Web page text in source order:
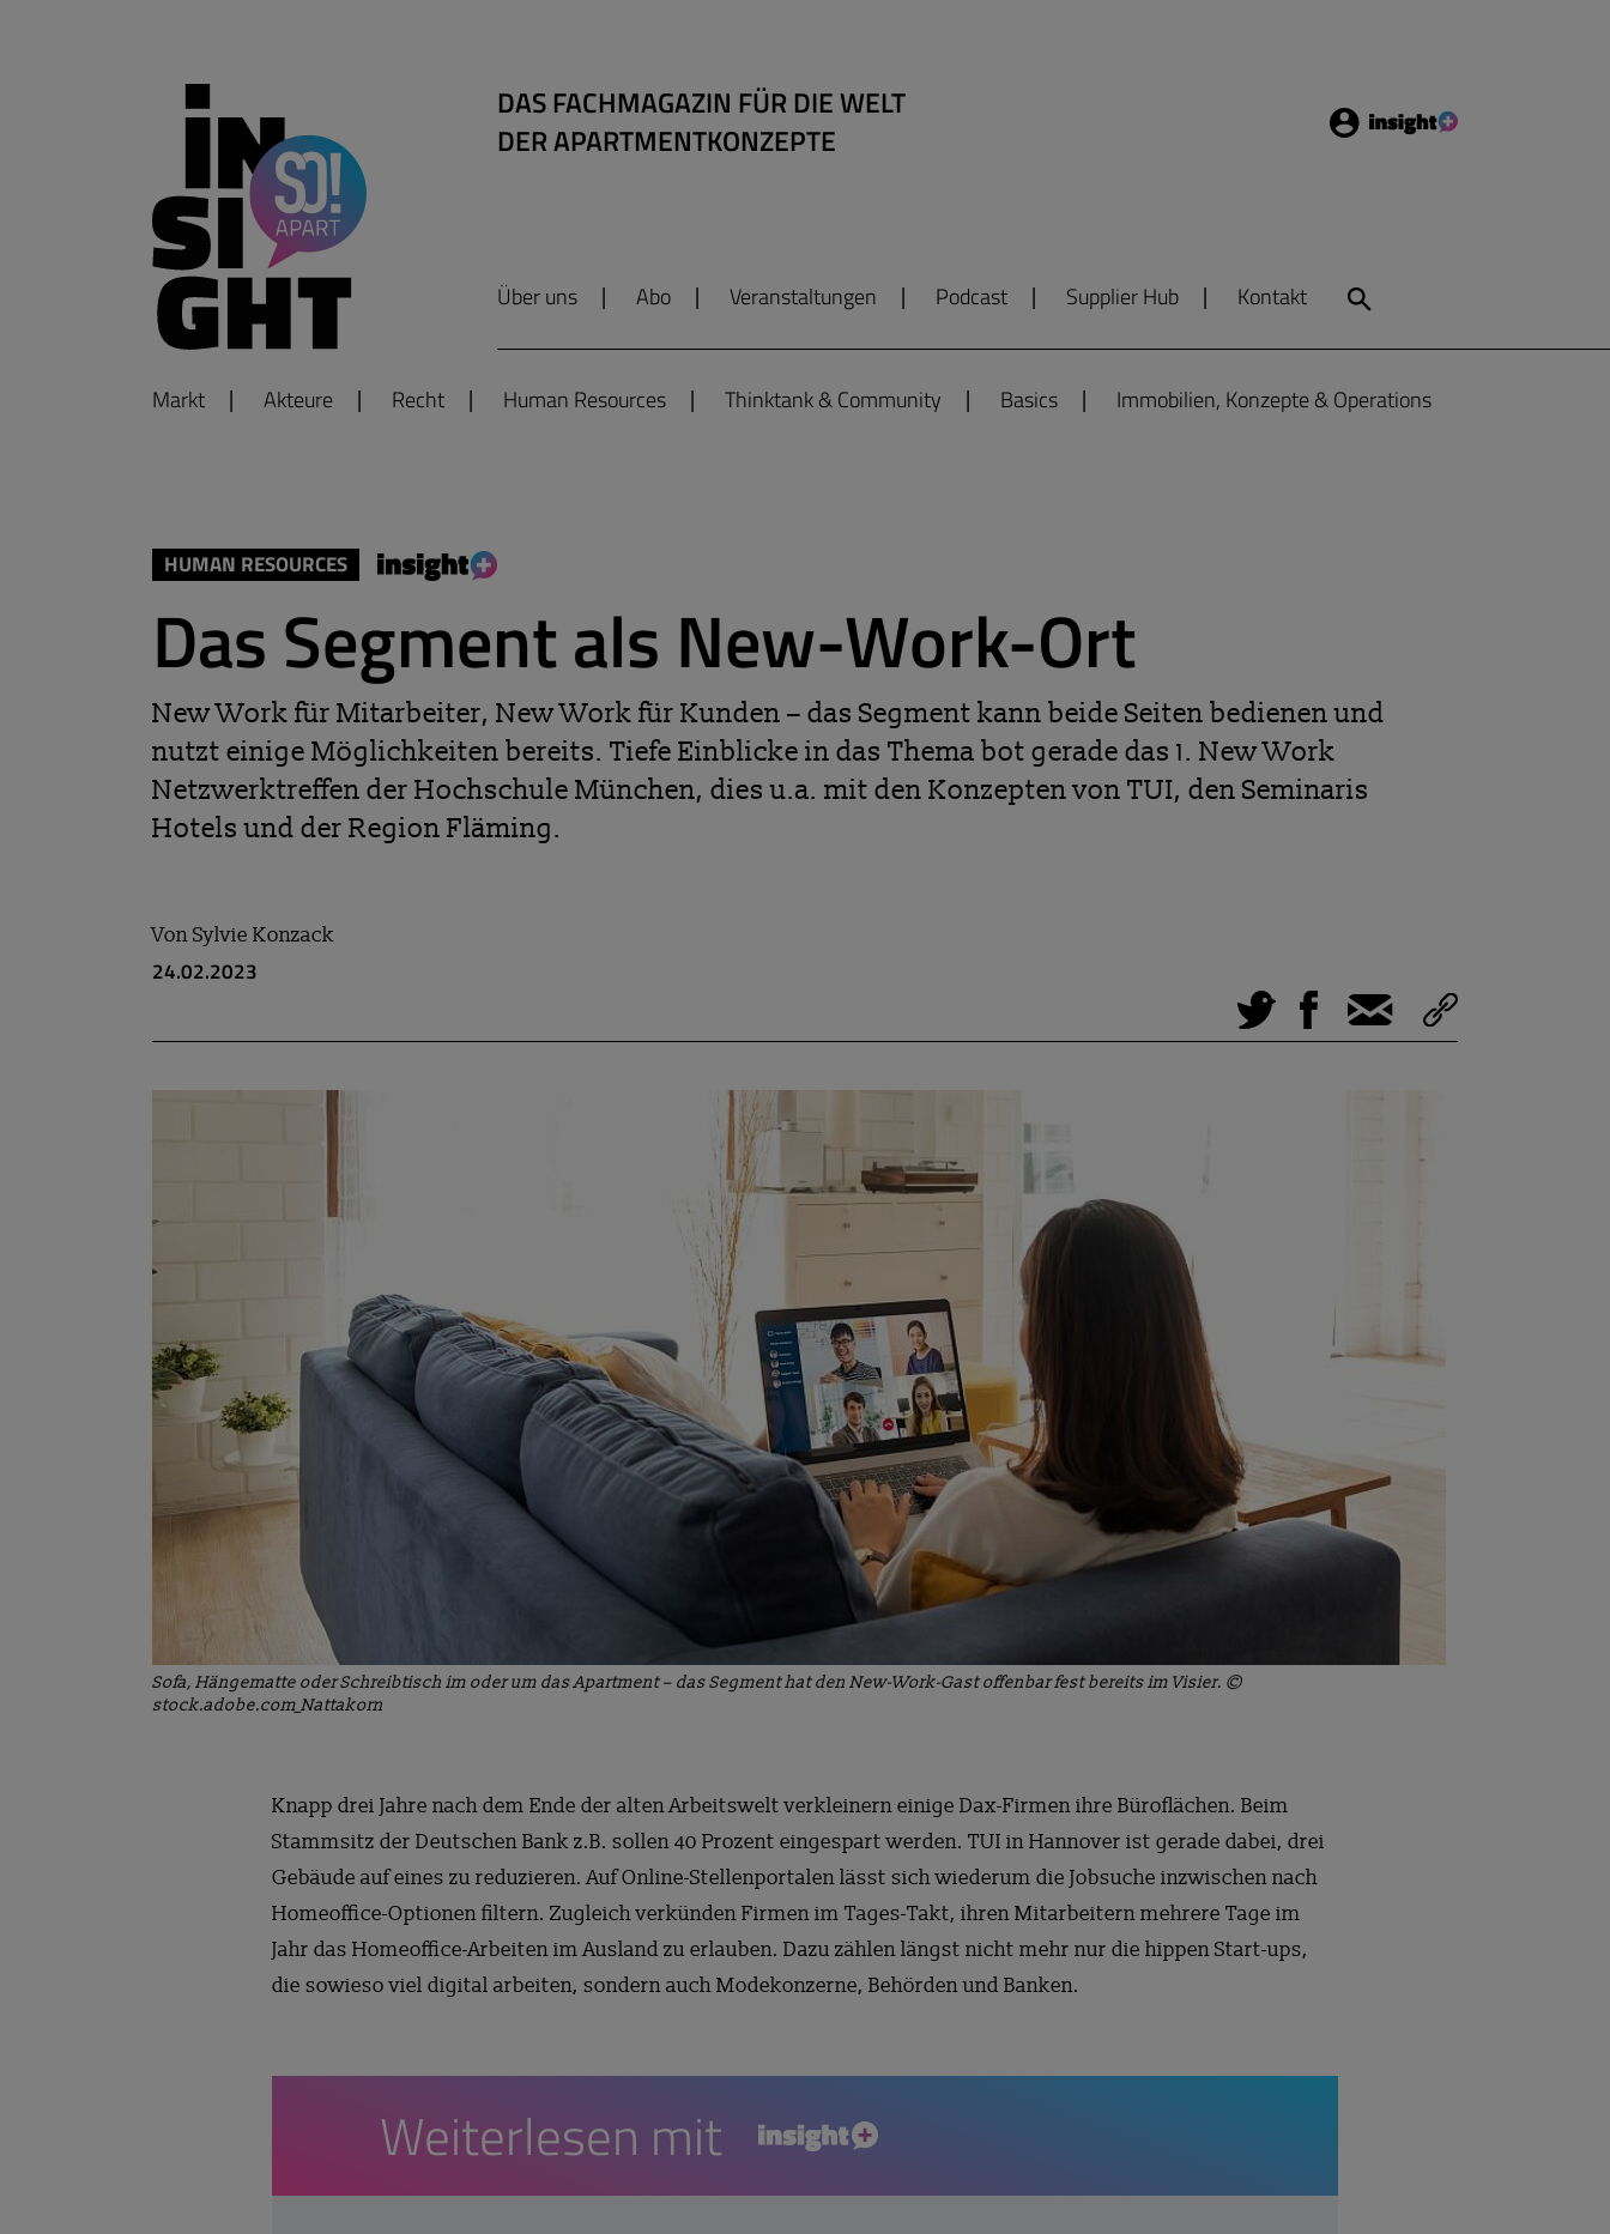
DAS FACHMAGAZIN FÜR DIE WELT
DER APARTMENTKONZEPTE
Über uns Abo Veranstaltungen Podcast Supplier Hub Kontakt
Markt Akteure Recht Human Resources Thinktank & Community Basics Immobilien, Konzepte & Operations
HUMAN RESOURCES
Das Segment als New-Work-Ort
New Work für Mitarbeiter, New Work für Kunden – das Segment kann beide Seiten bedienen und
nutzt einige Möglichkeiten bereits. Tiefe Einblicke in das Thema bot gerade das 1. New Work
Netzwerktreffen der Hochschule München, dies u.a. mit den Konzepten von TUI, den Seminaris
Hotels und der Region Fläming.
VonSylvie Konzack
24.02.2023
Tweet Facebook
E-Mail
Sofa, Hängematte oder Schreibtisch im oder um das Apartment – das Segment hat den New-Work-Gast offenbar fest bereits im Visier. ©
stock.adobe.com_Nattakorn
Knapp drei Jahre nach dem Ende der alten Arbeitswelt verkleinern einige Dax-Firmen ihre Büroflächen. Beim
Stammsitz der Deutschen Bank z.B. sollen 40 Prozent eingespart werden. TUI in Hannover ist gerade dabei, drei
Gebäude auf eines zu reduzieren. Auf Online-Stellenportalen lässt sich wiederum die Jobsuche inzwischen nach
Homeoffice-Optionen filtern. Zugleich verkünden Firmen im Tages-Takt, ihren Mitarbeitern mehrere Tage im
Jahr das Homeoffice-Arbeiten im Ausland zu erlauben. Dazu zählen längst nicht mehr nur die hippen Start-ups,
die sowieso viel digital arbeiten, sondern auch Modekonzerne, Behörden und Banken.
Weiterlesen mit